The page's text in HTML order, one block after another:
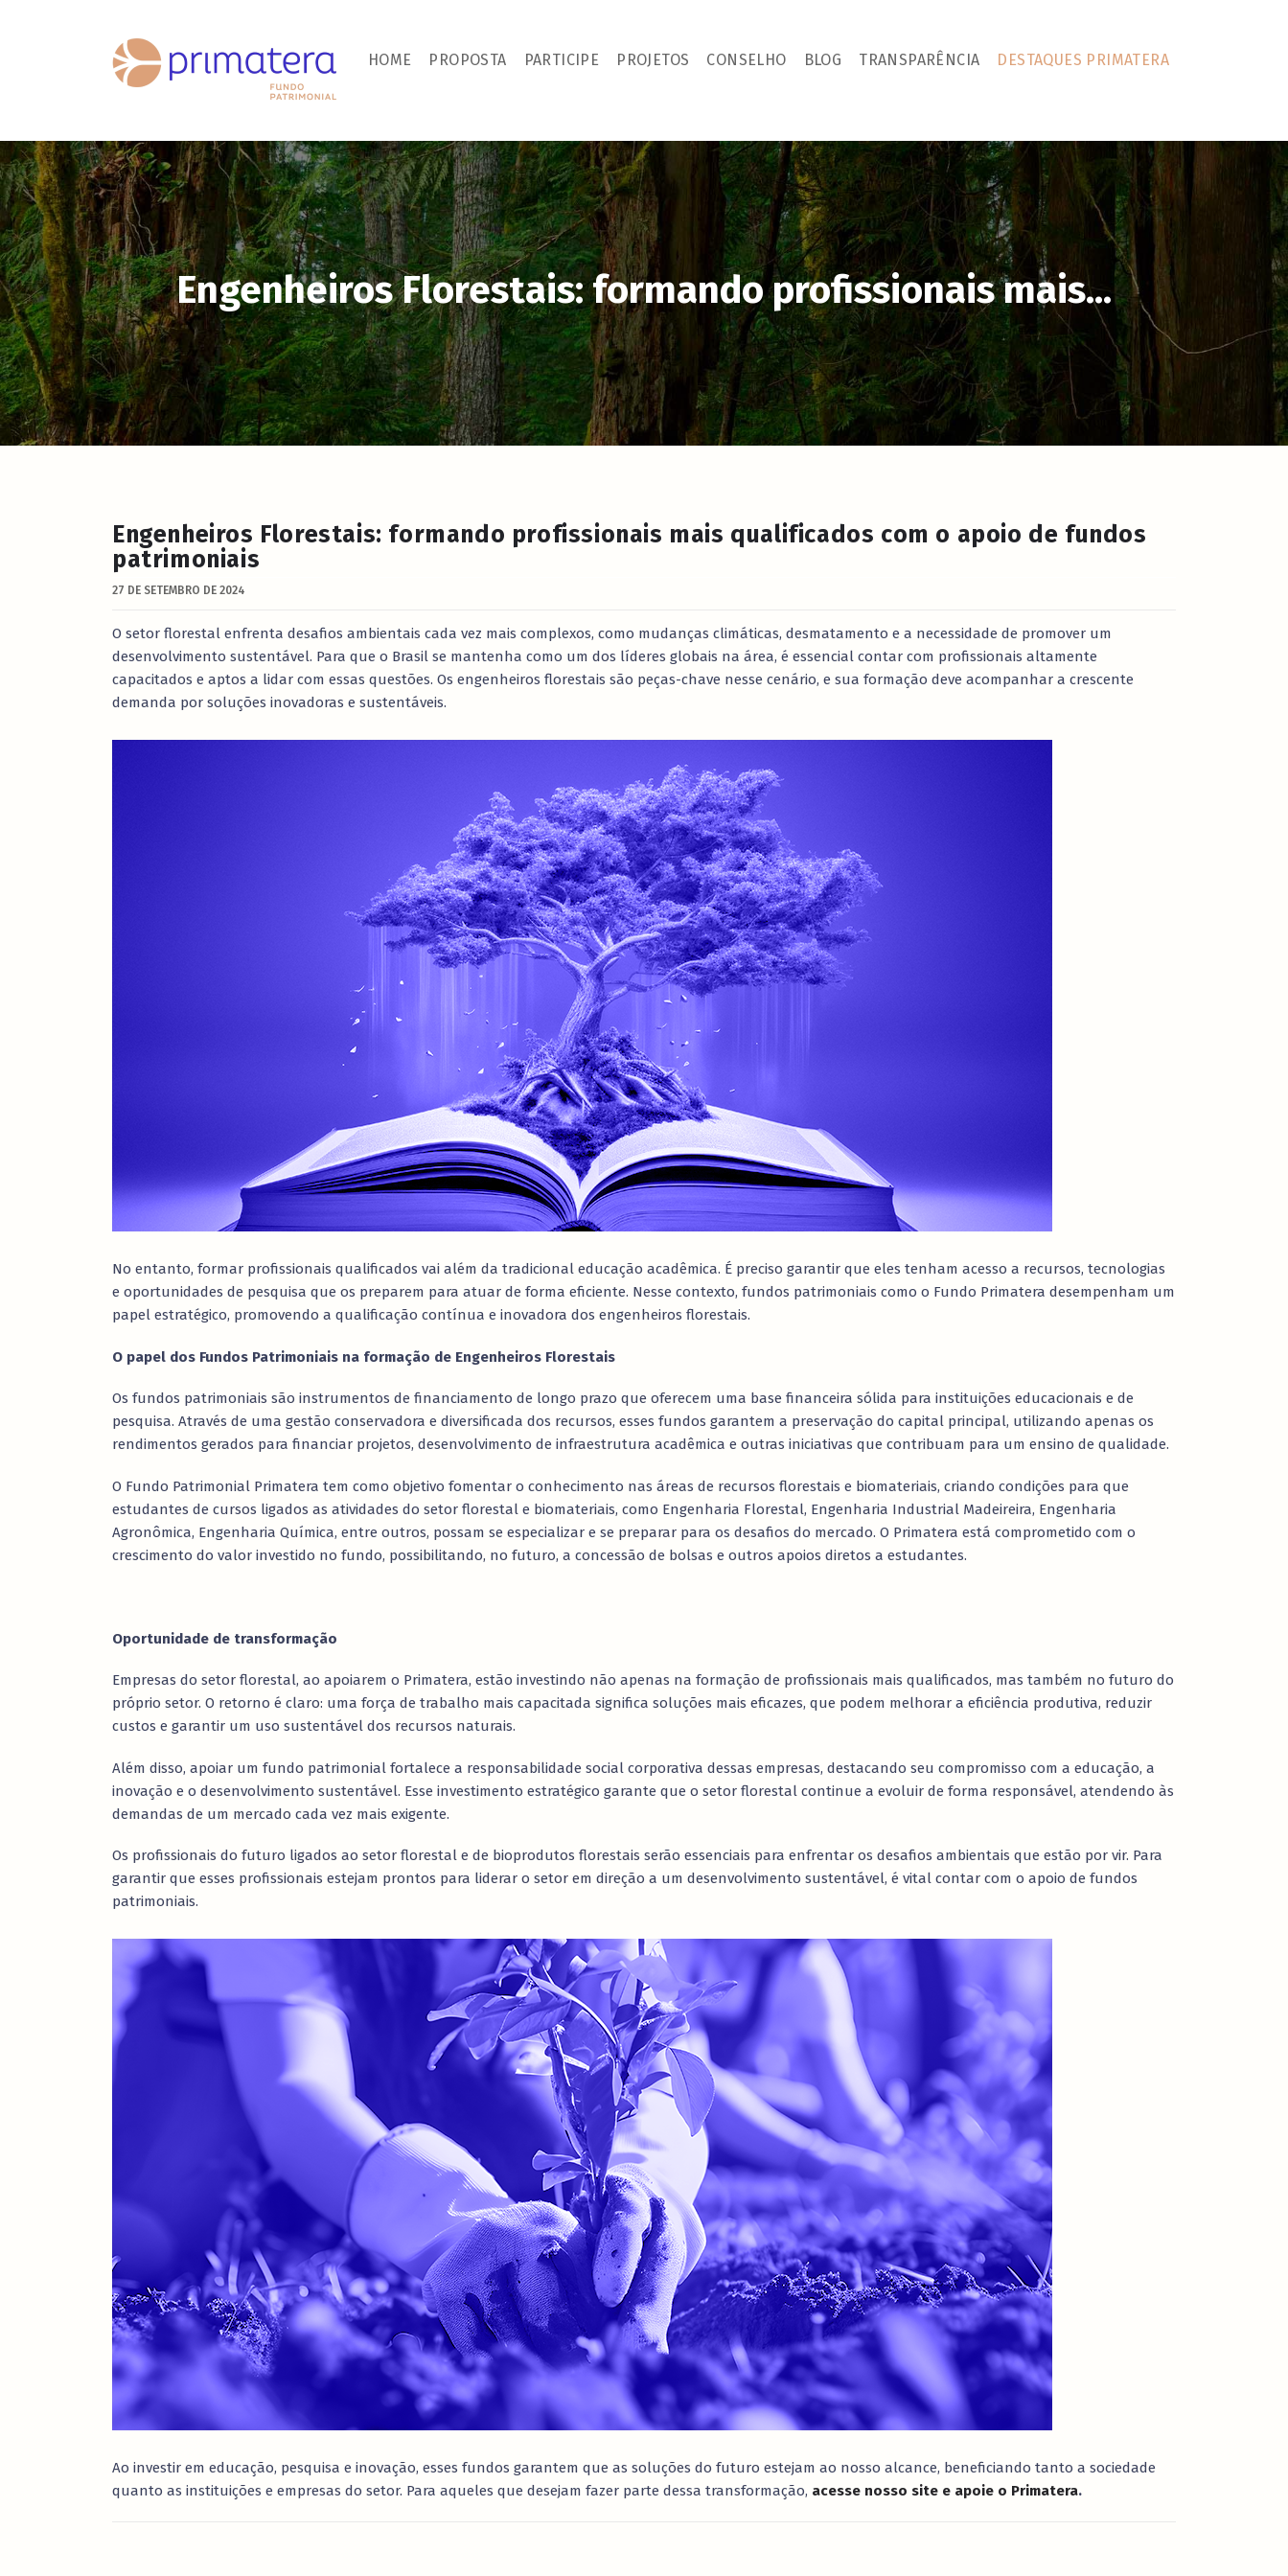
HOME PROPOSTA PARTICIPE PROJETOS CONSELHO BLOG TRANSPARÊNCIA DESTAQUES PRIMATERA
Engenheiros Florestais: formando profissionais mais...
Engenheiros Florestais: formando profissionais mais qualificados com o apoio de fundos
patrimoniais
27 DE SETEMBRO DE 2024
O setor florestal enfrenta desafios ambientais cada vez mais complexos, como mudanças climáticas, desmatamento e a necessidade de promover um
desenvolvimento sustentável. Para que o Brasil se mantenha como um dos líderes globais na área, é essencial contar com profissionais altamente
capacitados e aptos a lidar com essas questões. Os engenheiros florestais são peças-chave nesse cenário, e sua formação deve acompanhar a crescente
demanda por soluções inovadoras e sustentáveis.
No entanto, formar profissionais qualificados vai além da tradicional educação acadêmica. É preciso garantir que eles tenham acesso a recursos, tecnologias
e oportunidades de pesquisa que os preparem para atuar de forma eficiente. Nesse contexto, fundos patrimoniais como o Fundo Primatera desempenham um
papel estratégico, promovendo a qualificação contínua e inovadora dos engenheiros florestais.
O papel dos Fundos Patrimoniais na formação de Engenheiros Florestais
Os fundos patrimoniais são instrumentos de financiamento de longo prazo que oferecem uma base financeira sólida para instituições educacionais e de
pesquisa. Através de uma gestão conservadora e diversificada dos recursos, esses fundos garantem a preservação do capital principal, utilizando apenas os
rendimentos gerados para financiar projetos, desenvolvimento de infraestrutura acadêmica e outras iniciativas que contribuam para um ensino de qualidade.
O Fundo Patrimonial Primatera tem como objetivo fomentar o conhecimento nas áreas de recursos florestais e biomateriais, criando condições para que
estudantes de cursos ligados as atividades do setor florestal e biomateriais, como Engenharia Florestal, Engenharia Industrial Madeireira, Engenharia
Agronômica, Engenharia Química, entre outros, possam se especializar e se preparar para os desafios do mercado. O Primatera está comprometido com o
crescimento do valor investido no fundo, possibilitando, no futuro, a concessão de bolsas e outros apoios diretos a estudantes.
Oportunidade de transformação
Empresas do setor florestal, ao apoiarem o Primatera, estão investindo não apenas na formação de profissionais mais qualificados, mas também no futuro do
próprio setor. O retorno é claro: uma força de trabalho mais capacitada significa soluções mais eficazes, que podem melhorar a eficiência produtiva, reduzir
custos e garantir um uso sustentável dos recursos naturais.
Além disso, apoiar um fundo patrimonial fortalece a responsabilidade social corporativa dessas empresas, destacando seu compromisso com a educação, a
inovação e o desenvolvimento sustentável. Esse investimento estratégico garante que o setor florestal continue a evoluir de forma responsável, atendendo às
demandas de um mercado cada vez mais exigente.
Os profissionais do futuro ligados ao setor florestal e de bioprodutos florestais serão essenciais para enfrentar os desafios ambientais que estão por vir. Para
garantir que esses profissionais estejam prontos para liderar o setor em direção a um desenvolvimento sustentável, é vital contar com o apoio de fundos
patrimoniais.
Ao investir em educação, pesquisa e inovação, esses fundos garantem que as soluções do futuro estejam ao nosso alcance, beneficiando tanto a sociedade
quanto as instituições e empresas do setor. Para aqueles que desejam fazer parte dessa transformação, acesse nosso site e apoie o Primatera.